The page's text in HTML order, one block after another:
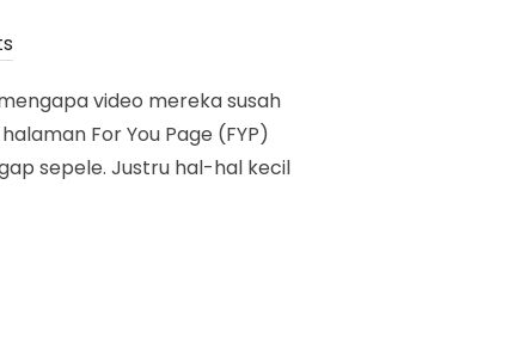
video mereka susah
For You Page (FYP)
sepele. Justru hal-hal kecil